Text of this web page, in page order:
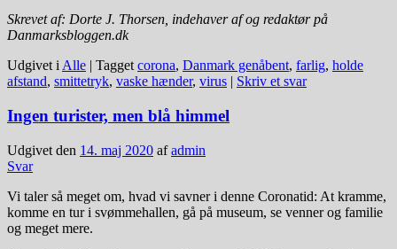
Skrevet af: Dorte J. Thorsen, indehaver af og redaktør på
Danmarksbloggen.dk
Udgivet i Alle | Tagget corona, Danmark genåbent, farlig, holde
afstand, smittetryk, vaske hænder, virus | Skriv et svar
Ingen turister, men blå himmel
Udgivet den 14. maj 2020 afadmin
Svar
Vi taler så meget om, hvad vi savner i denne Coronatid: At kramme,
komme en tur i svømmehallen, gå på museum, se venner og familie
og meget mere.